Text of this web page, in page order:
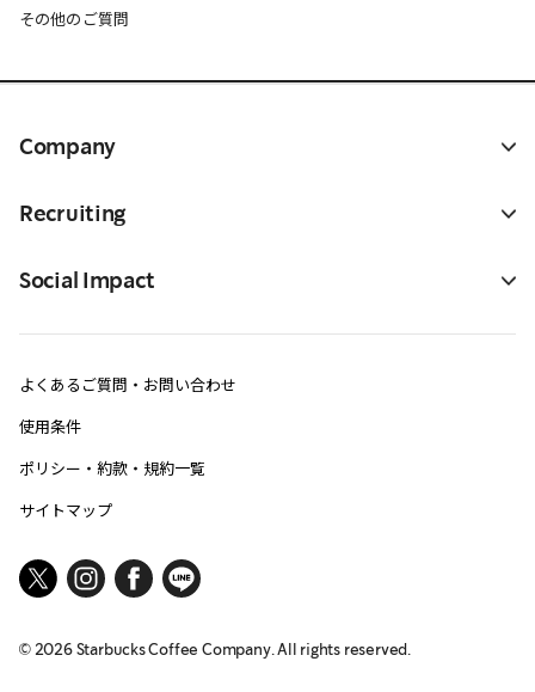
その他のご質問
Company
Recruiting
Social Impact
よくあるご質問・お問い合わせ
使用条件
ポリシー・約款・規約一覧
サイトマップ
©2026Starbucks Coffee Company. All rights reserved.